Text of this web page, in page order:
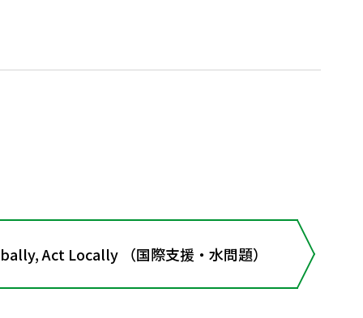
Act Locally （国際支援・水問題）